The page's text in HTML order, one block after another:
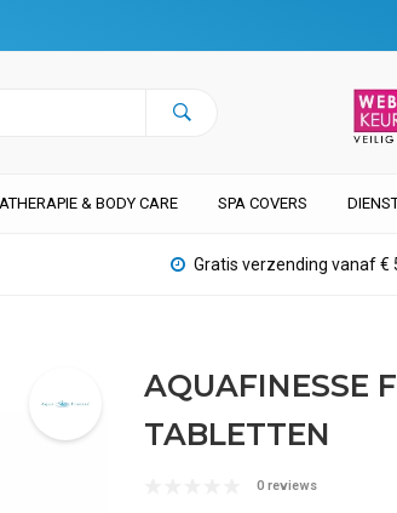
& BODY CARE SPA COVERS
Gratis verzending vanaf €
AQUAFINESSE
TABLETTEN
0 reviews